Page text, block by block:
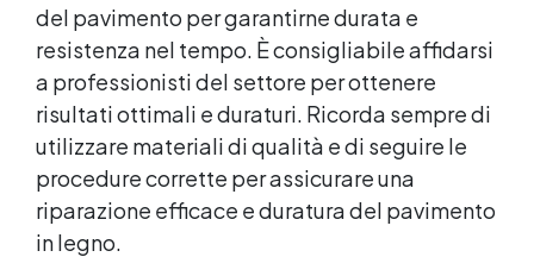
del pavimento per garantirne durata e
resistenza nel tempo. È consigliabile affidarsi
a professionisti del settore per ottenere
risultati ottimali e duraturi. Ricorda sempre di
utilizzare materiali di qualità e di seguire le
procedure corrette per assicurare una
riparazione efficace e duratura del pavimento
in legno.